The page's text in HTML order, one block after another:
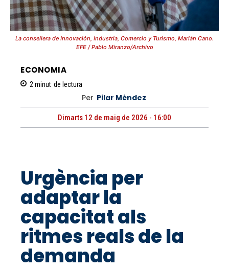
La consellera de Innovación, Industria, Comercio y Turismo, Marián Cano.
EFE / Pablo Miranzo/Archivo
ECONOMIA
2 minut de lectura
Per Pilar Méndez
Dimarts 12 de maig de 2026 - 16:00
Urgència per
adaptar la
capacitat als
ritmes reals de la
demanda